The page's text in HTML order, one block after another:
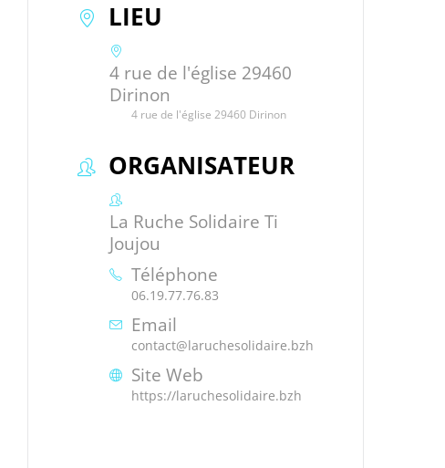
LIEU
4 rue de l'église 29460
Dirinon
4 rue de l'église 29460 Dirinon
ORGANISATEUR
La Ruche Solidaire Ti
Joujou
Téléphone
06.19.77.76.83
Email
contact@laruchesolidaire.bzh
Site Web
https://laruchesolidaire.bzh